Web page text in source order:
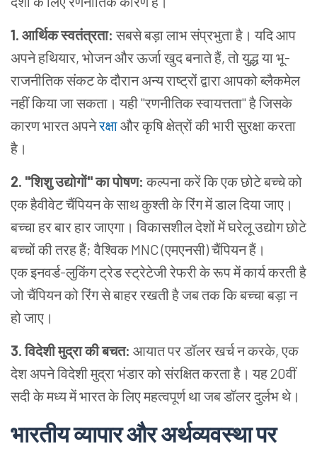
1. आर्थिक स्वतंत्रता:सबसे बड़ा लाभ संप्रभुता है। यदि आप
अपने हथियार, भोजन और ऊर्जा खुद बनाते हैं, तो युद्ध या भू-
राजनीतिक संकट के दौरान अन्य राष्ट्रों द्वारा आपको ब्लैकमेल
नहीं किया जा सकता। यही "रणनीतिक स्वायत्तता" है जिसके
कारण भारत अपनेरक्षाऔर कृषि क्षेत्रों की भारी सुरक्षा करता
है।
2. "शिशु उद्योगों" का पोषण: कल्पना करें कि एक छोटे बच्चे को
एक हैवीवेट चैंपियन के साथ कुश्ती के रिंग में डाल दिया जाए।
बच्चा हर बार हार जाएगा। विकासशील देशों में घरेलू उद्योग छोटे
बच्चों की तरह हैं; वैश्विक MNC (एमएनसी) चैंपियन हैं।
एक इनवर्ड-लुकिंग ट्रेड स्ट्रेटेजी रेफरी के रूप में कार्य करती है
जो चैंपियन को रिंग से बाहर रखती है जब तक कि बच्चा बड़ा न
हो जाए।
3. विदेशी मुद्रा की बचत: आयात पर डॉलर खर्च न करके, एक
देश अपने विदेशी मुद्रा भंडार को संरक्षित करता है। यह 20वीं
सदी के मध्य में भारत के लिए महत्वपूर्ण था जब डॉलर दुर्लभ थे।
भारतीय व्यापार और अर्थव्यवस्था पर